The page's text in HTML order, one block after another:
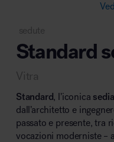
Area lounge e attesa
sedute
Standard
Vitra
Standard, l’iconica sedia
dall’architetto e
passato e presente, tra
vocazioni moderniste –